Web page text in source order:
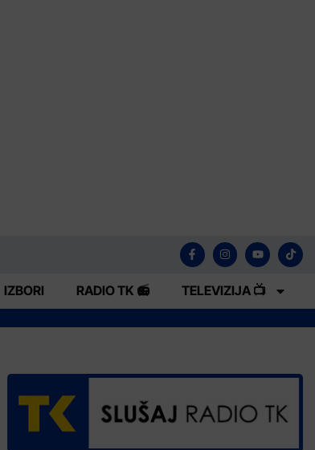
IZBORI RADIO TK 📻
TELEVIZIJA 📺